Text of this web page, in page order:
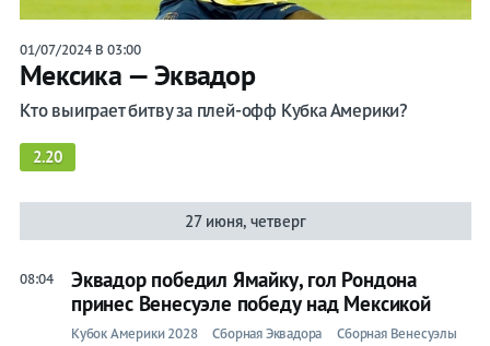
01/07/2024 В 03:00
Мексика — Эквадор
Кто выиграет битву за плей-офф Кубка Америки?
2.20
27 июня, четверг
08:04
Эквадор победил Ямайку, гол Рондона
принес Венесуэле победу над Мексикой
Кубок Америки 2028 Сборная Эквадора
Сборная Венесуэлы